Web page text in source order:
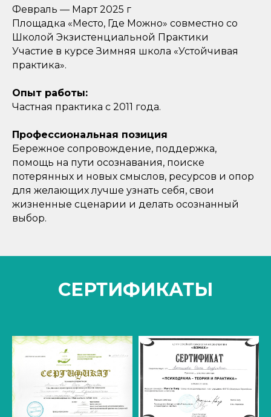
Февраль — Март 2025 г
Площадка «Место, Где Можно» совместно со
Школой Экзистенциальной Практики
Участие в курсе Зимняя школа «Устойчивая
практика».
Опыт работы:
Частная практика с 2011 года.
Профессиональная позиция
Бережное сопровождение, поддержка,
помощь на пути осознавания, поиске
потерянных и новых смыслов, ресурсов и опор
для желающих лучше узнать себя, свои
жизненные сценарии и делать осознанный
выбор.
СЕРТИФИКАТЫ